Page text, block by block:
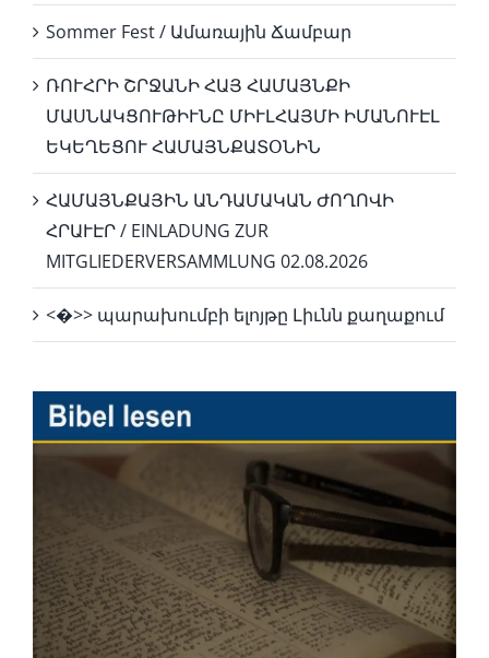
Sommer Fest / Ամառային Ճամբար
ՌՈՒՀՐԻ ՇՐՋԱՆԻ ՀԱՅ ՀԱՄԱՅՆՔԻ
ՄԱՍՆԱԿՑՈՒԹԻՒՆԸ ՄԻՒԼՀԱՅՄԻ ԻՄԱՆՈՒԷԼ
ԵԿԵՂԵՑՈՒ ՀԱՄԱՅՆՔԱՏՕՆԻՆ
ՀԱՄԱՅՆՔԱՅԻՆ ԱՆԴԱՄԱԿԱՆ ԺՈՂՈՎԻ
ՀՐԱՒԷՐ / EINLADUNG ZUR
MITGLIEDERVERSAMMLUNG 02.08.2026
<�>> պարախումբի ելոյթը Լիւնն քաղաքում